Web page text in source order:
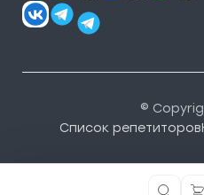
©
Список репетиторов